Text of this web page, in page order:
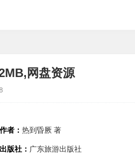
网盘资源
作者： 热到昏厥 著
出版社： 广东旅游出版社